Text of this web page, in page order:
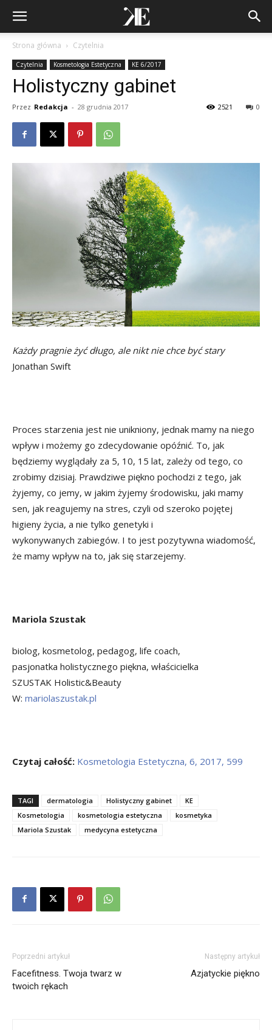
Strona główna Czytelnia
Czytelnia Kosmetologia Estetyczna KE 6/2017
Holistyczny gabinet
Przez Redakcja - 28 grudnia 2017 0
2521
Każdy pragnie żyć długo, ale nikt nie chce być stary
Jonathan Swift
Proces starzenia jest nie unikniony, jednak mamy na niego
wpływ i możemy go zdecydowanie opóźnić. To, jak
będziemy wyglądały za 5, 10, 15 lat, zależy od tego, co
zrobimy dzisiaj. Prawdziwe piękno pochodzi z tego, jak
żyjemy, co jemy, w jakim żyjemy środowisku, jaki mamy
sen, jak reagujemy na stres, czyli od szeroko pojętej
higieny życia, a nie tylko genetyki i
wykonywanych zabiegów. I to jest pozytywna wiadomość,
że mamy wpływ na to, jak się starzejemy.
Mariola Szustak
biolog, kosmetolog, pedagog, life coach,
pasjonatka holistycznego piękna, właścicielka
SZUSTAK Holistic&Beauty
W: mariolaszustak.pl
Czytaj całość: Kosmetologia Estetyczna, 6, 2017, 599
TAGI dermatologia Holistyczny gabinet
KE
Kosmetologia
kosmetologia estetyczna
kosmetyka
Mariola Szustak
medycyna estetyczna
Poprzedni artykuł
Facefitness. Twoja twarz w
twoich rękach
Następny artykuł
Azjatyckie piękno